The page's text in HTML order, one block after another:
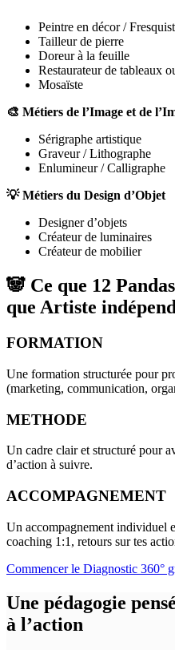
Peintre en décor /
Tailleur de pierre
Doreur à la feuille
Restaurateur de tableaux
Mosaïste
🎨 Métiers de l’Image et de
Sérigraphe artistique
Graveur / Lithographe
Enlumineur / Calligraphe
💡 Métiers du Design d’Objet
Designer d’objets
Créateur de luminaires
Créateur de mobilier
🐼 Ce que 12
que Artiste
FORMATION
Une formation structurée pour
(marketing, communication,
METHODE
Un cadre clair et structuré pour
d’action à suivre.
ACCOMPAGNEMENT
Un accompagnement individuel
coaching 1:1, retours sur tes
Commencer le Diagnostic 360°
Une pédagogie
à l’action